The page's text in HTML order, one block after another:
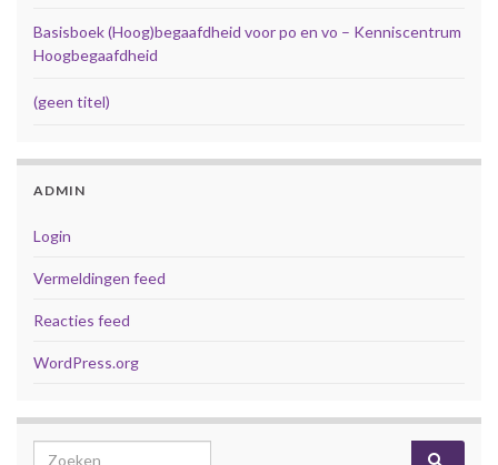
Basisboek (Hoog)begaafdheid voor po en vo – Kenniscentrum
Hoogbegaafdheid
(geen titel)
ADMIN
Login
Vermeldingen feed
Reacties feed
WordPress.org
Search for: